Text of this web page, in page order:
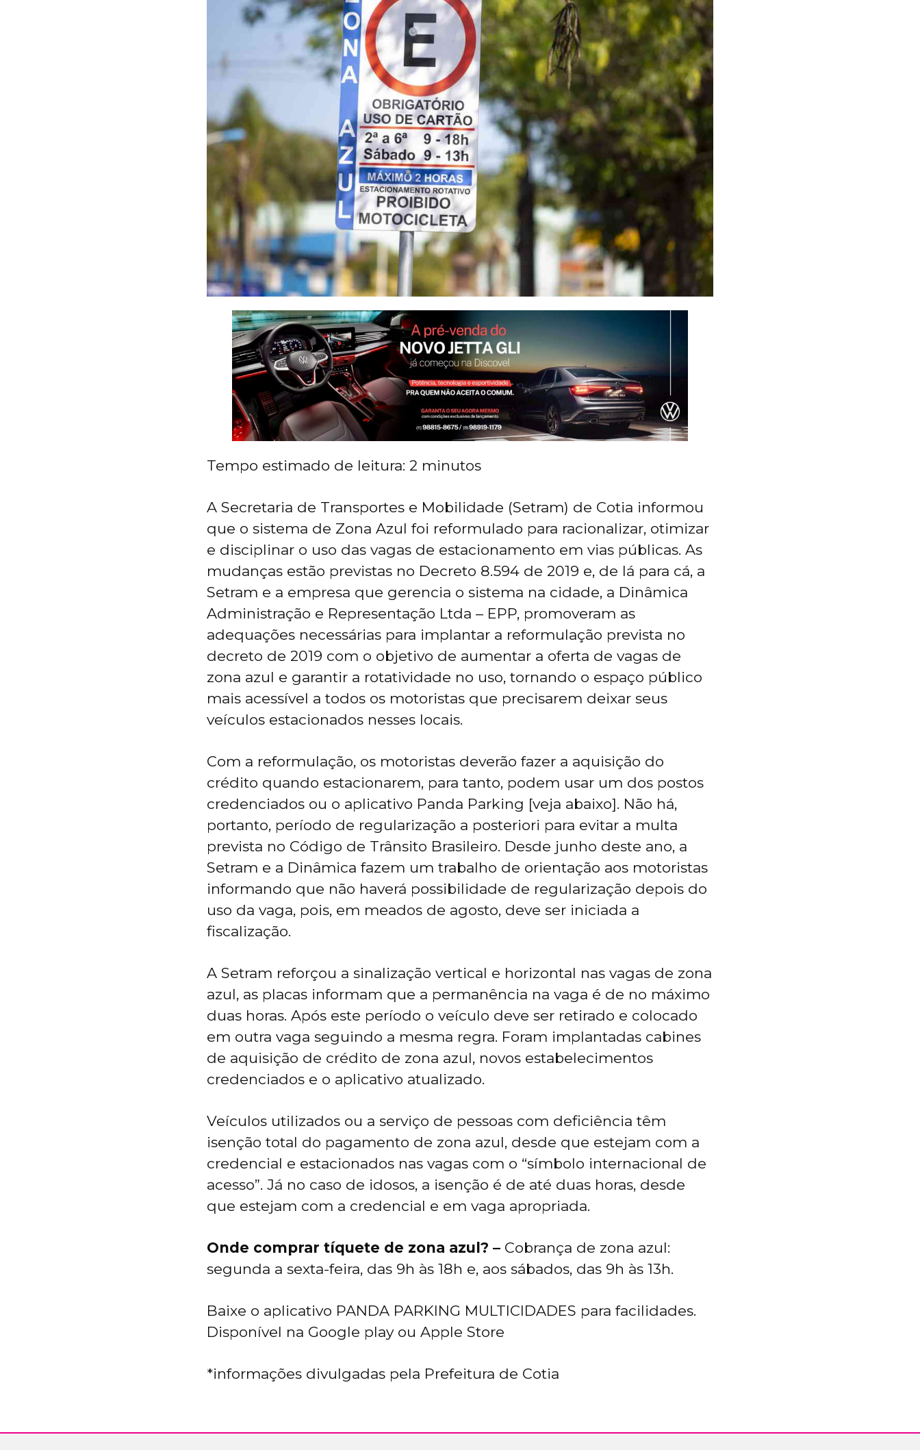
Tempo estimado de leitura: 2 minutos
A Secretaria de Transportes e Mobilidade (Setram) de Cotia informou
que o sistema de Zona Azul foi reformulado para racionalizar, otimizar
e disciplinar o uso das vagas de estacionamento em vias públicas. As
mudanças estão previstas no Decreto 8.594 de 2019 e, de lá para cá, a
Setram e a empresa que gerencia o sistema na cidade, a Dinâmica
Administração e Representação Ltda – EPP, promoveram as
adequações necessárias para implantar a reformulação prevista no
decreto de 2019 com o objetivo de aumentar a oferta de vagas de
zona azul e garantir a rotatividade no uso, tornando o espaço público
mais acessível a todos os motoristas que precisarem deixar seus
veículos estacionados nesses locais.
Com a reformulação, os motoristas deverão fazer a aquisição do
crédito quando estacionarem, para tanto, podem usar um dos postos
credenciados ou o aplicativo Panda Parking [veja abaixo]. Não há,
portanto, período de regularização a posteriori para evitar a multa
prevista no Código de Trânsito Brasileiro. Desde junho deste ano, a
Setram e a Dinâmica fazem um trabalho de orientação aos motoristas
informando que não haverá possibilidade de regularização depois do
uso da vaga, pois, em meados de agosto, deve ser iniciada a
fiscalização.
A Setram reforçou a sinalização vertical e horizontal nas vagas de zona
azul, as placas informam que a permanência na vaga é de no máximo
duas horas. Após este período o veículo deve ser retirado e colocado
em outra vaga seguindo a mesma regra. Foram implantadas cabines
de aquisição de crédito de zona azul, novos estabelecimentos
credenciados e o aplicativo atualizado.
Veículos utilizados ou a serviço de pessoas com deficiência têm
isenção total do pagamento de zona azul, desde que estejam com a
credencial e estacionados nas vagas com o “símbolo internacional de
acesso”. Já no caso de idosos, a isenção é de até duas horas, desde
que estejam com a credencial e em vaga apropriada.
Onde comprar tíquete de zona azul? – Cobrança de zona azul:
segunda a sexta-feira, das 9h às 18h e, aos sábados, das 9h às 13h.
Baixe o aplicativo PANDA PARKING MULTICIDADES para facilidades.
Disponível na Google play ou Apple Store
*informações divulgadas pela Prefeitura de Cotia